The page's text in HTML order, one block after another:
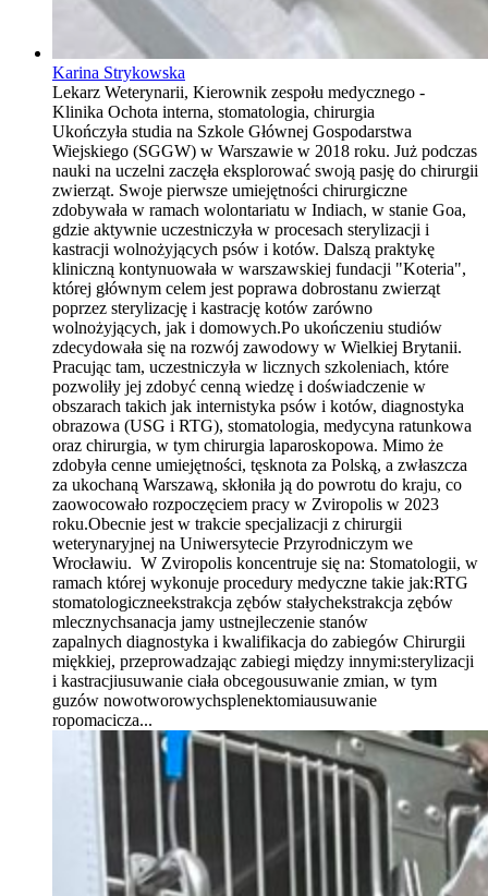
Karina Strykowska
Lekarz Weterynarii, Kierownik zespołu medycznego -
Klinika Ochota interna, stomatologia, chirurgia
Ukończyła studia na Szkole Głównej Gospodarstwa
Wiejskiego (SGGW) w Warszawie w 2018 roku. Już podczas
nauki na uczelni zaczęła eksplorować swoją pasję do chirurgii
zwierząt. Swoje pierwsze umiejętności chirurgiczne
zdobywała w ramach wolontariatu w Indiach, w stanie Goa,
gdzie aktywnie uczestniczyła w procesach sterylizacji i
kastracji wolnożyjących psów i kotów. Dalszą praktykę
kliniczną kontynuowała w warszawskiej fundacji "Koteria",
której głównym celem jest poprawa dobrostanu zwierząt
poprzez sterylizację i kastrację kotów zarówno
wolnożyjących, jak i domowych.Po ukończeniu studiów
zdecydowała się na rozwój zawodowy w Wielkiej Brytanii.
Pracując tam, uczestniczyła w licznych szkoleniach, które
pozwoliły jej zdobyć cenną wiedzę i doświadczenie w
obszarach takich jak internistyka psów i kotów, diagnostyka
obrazowa (USG i RTG), stomatologia, medycyna ratunkowa
oraz chirurgia, w tym chirurgia laparoskopowa. Mimo że
zdobyła cenne umiejętności, tęsknota za Polską, a zwłaszcza
za ukochaną Warszawą, skłoniła ją do powrotu do kraju, co
zaowocowało rozpoczęciem pracy w Zviropolis w 2023
roku.Obecnie jest w trakcie specjalizacji z chirurgii
weterynaryjnej na Uniwersytecie Przyrodniczym we
Wrocławiu. W Zviropolis koncentruje się na: Stomatologii, w
ramach której wykonuje procedury medyczne takie jak:RTG
stomatologiczneekstrakcja zębów stałychekstrakcja zębów
mlecznychsanacja jamy ustnejleczenie stanów
zapalnych diagnostyka i kwalifikacja do zabiegów Chirurgii
miękkiej, przeprowadzając zabiegi między innymi:sterylizacji
i kastracjiusuwanie ciała obcegousuwanie zmian, w tym
guzów nowotworowychsplenektomiausuwanie
ropomacicza...